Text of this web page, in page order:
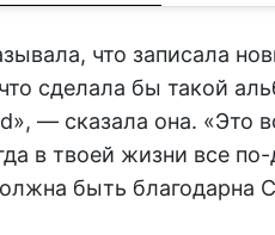
что записала
сделала бы такой
— сказала она. «Это
в твоей жизни все
быть благодарна